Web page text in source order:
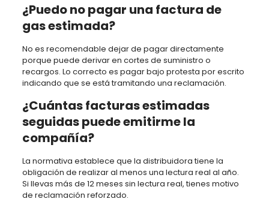
¿Puedo no pagar una factura de
gas estimada?
No es recomendable dejar de pagar directamente
porque puede derivar en cortes de suministro o
recargos. Lo correcto es pagar bajo protesta por escrito
indicando que se está tramitando una reclamación.
¿Cuántas facturas estimadas
seguidas puede emitirme la
compañía?
La normativa establece que la distribuidora tiene la
obligación de realizar al menos una lectura real al año.
Si llevas más de 12 meses sin lectura real, tienes motivo
de reclamación reforzado.